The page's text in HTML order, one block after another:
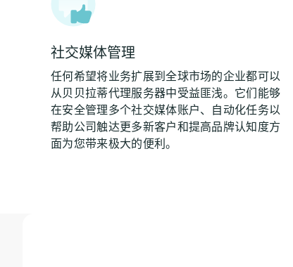
社交媒体管理
任何希望将业务扩展到全球市场的企业都可以
从贝贝拉蒂代理服务器中受益匪浅。它们能够
在安全管理多个社交媒体账户、自动化任务以
帮助公司触达更多新客户和提高品牌认知度方
面为您带来极大的便利。